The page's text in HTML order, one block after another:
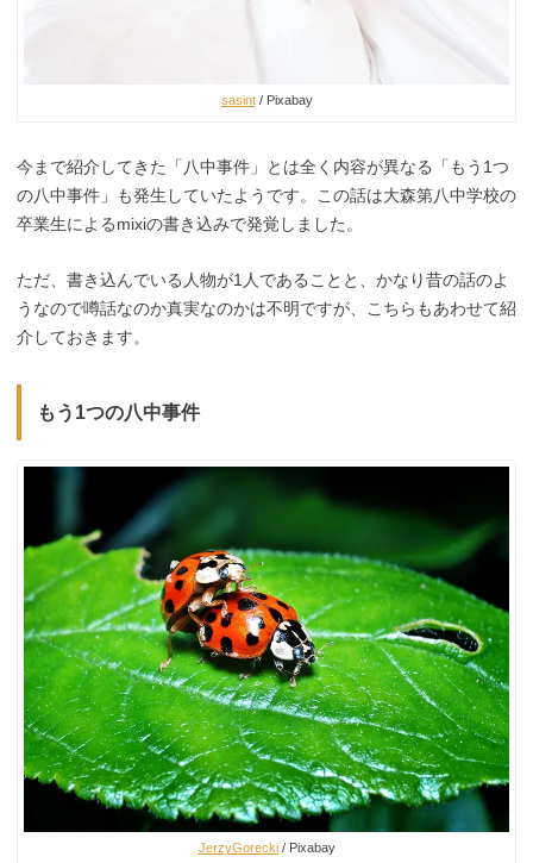
sasint/ Pixabay
今まで紹介してきた「八中事件」とは全く内容が異なる「もう1つ
の八中事件」も発生していたようです。この話は大森第八中学校の
卒業生によるmixiの書き込みで発覚しました。
ただ、書き込んでいる人物が1人であることと、かなり昔の話のよ
うなので噂話なのか真実なのかは不明ですが、こちらもあわせて紹
介しておきます。
もう1つの八中事件
JerzyGorecki/ Pixabay